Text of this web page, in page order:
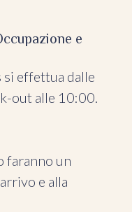
e
si effettua dalle
out alle 10:00.
faranno un
e alla